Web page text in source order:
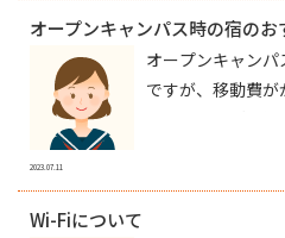
オープンキャンパス時の宿のお
2023.07.11
オープンキャン
ですが、移動費
Wi-Fiについて